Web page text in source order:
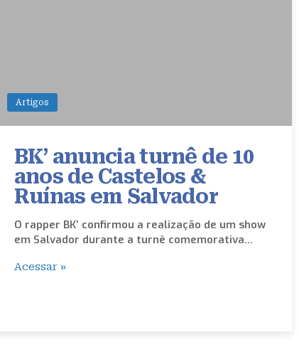
Artigos
BK’ anuncia turnê de 10
anos de Castelos &
Ruínas em Salvador
O rapper BK’ confirmou a realização de um show
em Salvador durante a turnê comemorativa…
Acessar »